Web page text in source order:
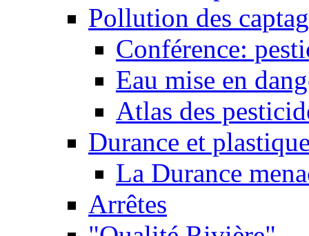
Pollution des
Conférence:
Eau mise en
Atlas des
Durance et
La Durance
Arrêtes